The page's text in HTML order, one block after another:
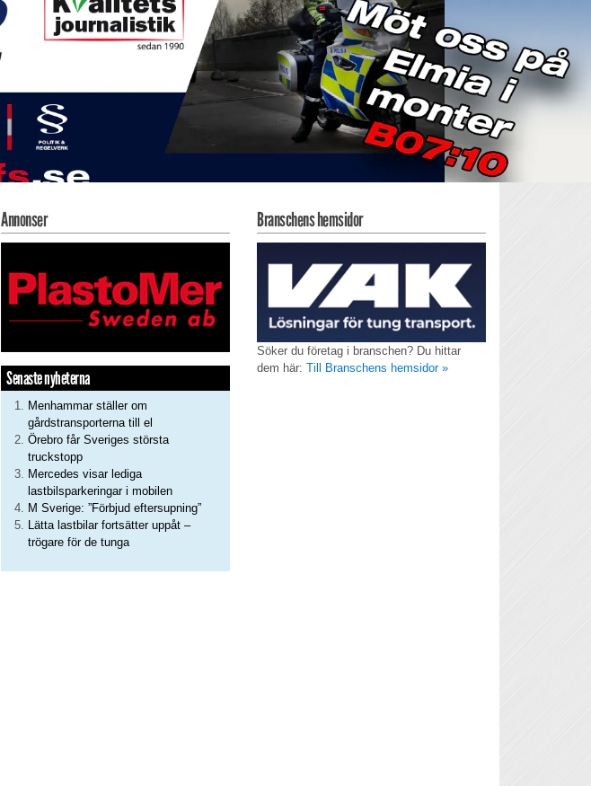
Annonser
Senaste nyheterna
Menhammar ställer om
gårdstransporterna till el
Örebro får Sveriges största
truckstopp
Mercedes visar lediga
lastbilsparkeringar i mobilen
M Sverige: ”Förbjud eftersupning”
Lätta lastbilar fortsätter uppåt –
trögare för de tunga
Branschens hemsidor
Söker du företag i branschen? Du hittar
dem här: Till Branschens hemsidor »